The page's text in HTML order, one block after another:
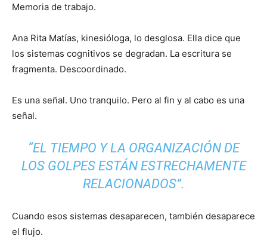
Memoria de trabajo.
Ana Rita Matías, kinesióloga, lo desglosa. Ella dice que
los sistemas cognitivos se degradan. La escritura se
fragmenta. Descoordinado.
Es una señal. Uno tranquilo. Pero al fin y al cabo es una
señal.
“EL TIEMPO Y LA ORGANIZACIÓN DE
LOS GOLPES ESTÁN ESTRECHAMENTE
RELACIONADOS”.
Cuando esos sistemas desaparecen, también desaparece
el flujo.